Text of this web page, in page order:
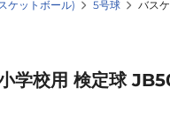
ケットボール) 5号球 バス
学校用 検定球